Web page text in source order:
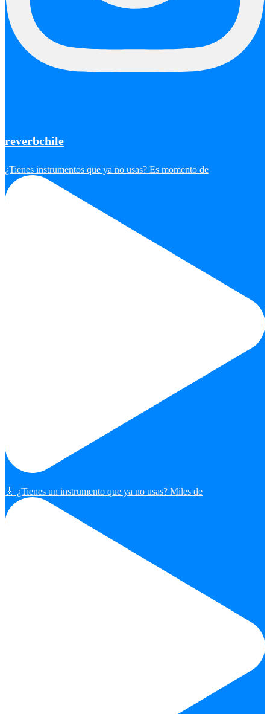
reverbchile
¿Tienes instrumentos que ya no usas? Es momento de
🎸 ¿Tienes un instrumento que ya no usas? Miles de